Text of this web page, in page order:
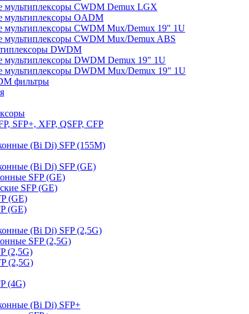
мультиплексоры CWDM Demux LGX
мультиплексоры OADM
мультиплексоры CWDM Mux/Demux 19" 1U
мультиплексоры CWDM Mux/Demux ABS
DWDM
мультиплексоры DWDM Demux 19" 1U
мультиплексоры DWDM Mux/Demux 19" 1U
фильтры
SFP+, XFP, QSFP, CFP
(Bi Di) SFP (155M)
(Bi Di) SFP (GE)
SFP (GE)
SFP (GE)
(GE)
(GE)
(Bi Di) SFP (2,5G)
SFP (2,5G)
(2,5G)
(2,5G)
(4G)
(Bi Di) SFP+